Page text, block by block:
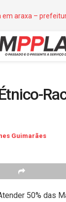
Guimarães
50% das